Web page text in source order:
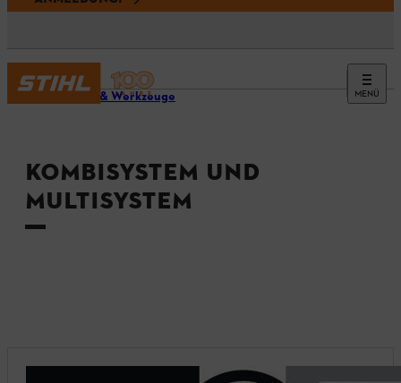
MENÜ
Geräte & Werkzeuge
KOMBISYSTEM UND
MULTISYSTEM